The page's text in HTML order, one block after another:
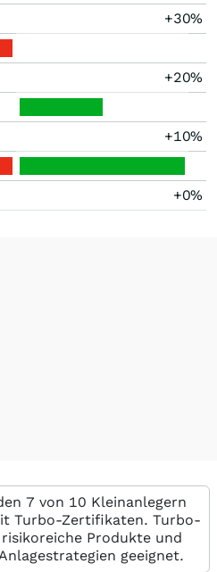
+30%
+20%
+10%
+0%
7 von 10 Kleinanlegern
Turbo-Zertifikaten. Turbo-
Produkte und
geeignet.